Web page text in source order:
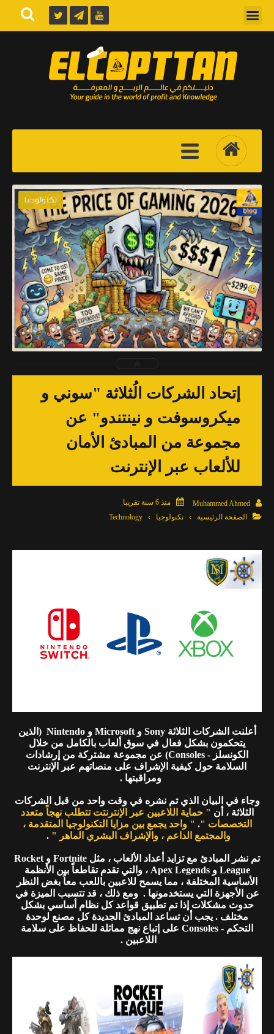
تكنولوجيا
2026-03-27
Muhammed Ahmed
شاهد الموضوع
إتحاد الشركات الُثلاثة "سوني و
ميكروسوفت و نينتندو" عن
مجموعة من المبادئ الأمان
للألعاب عبر الإنترنت

Muhammed Ahmed

منذ 6 سنة تقريبا

الصفحة الرئيسية تكنولوجيا Technology
أعلنت الشركات الثلاثة Sony و Microsoft و Nintendo (الذين
يتحكمون بشكل فعال في سوق ألعاب بالكامل من خلال
الكونسلز - Consoles) عن مجموعة مشتركة من إرشادات
السلامة حول كيفية الإشراف على منصاتهم عبر الإنترنت
ومراقبتها .
وجاء في البيان الذي تم نشره في وقت واحد من قبل الشركات
الثلاثة ، أن " حماية اللاعبين عبر الإنترنتت تتطلب نهجاً متعدد
التخصصات ". " واحد يجمع بين مزايا التكنولوجيا المتقدمة ،
والمجتمع الداعم ، والإشراف البشري الماهر " .
تم نشر المبادئ مع تزايد أعداد الألعاب ، مثل Fortnite و Rocket
League و Apex Legends ، والتي تقدم تقاطعاً بين الأنظمة
الأساسية المختلفة ، مما يسمح للاعبين باللعب معاً بغض النظر
عن الأجهزة التي يستخدمونها . ومع ذلك ، قد تتسبب الميزة في
حدوث مشكلات إذا تم تطبيق قواعد كل نظام أساسي بشكل
مختلف . يجب أن تساعد المبادئ الجديدة كل مصنع لوحدة
التحكم - Consoles على إتباع نهج مماثلة للحفاظ على سلامة
اللاعبين .